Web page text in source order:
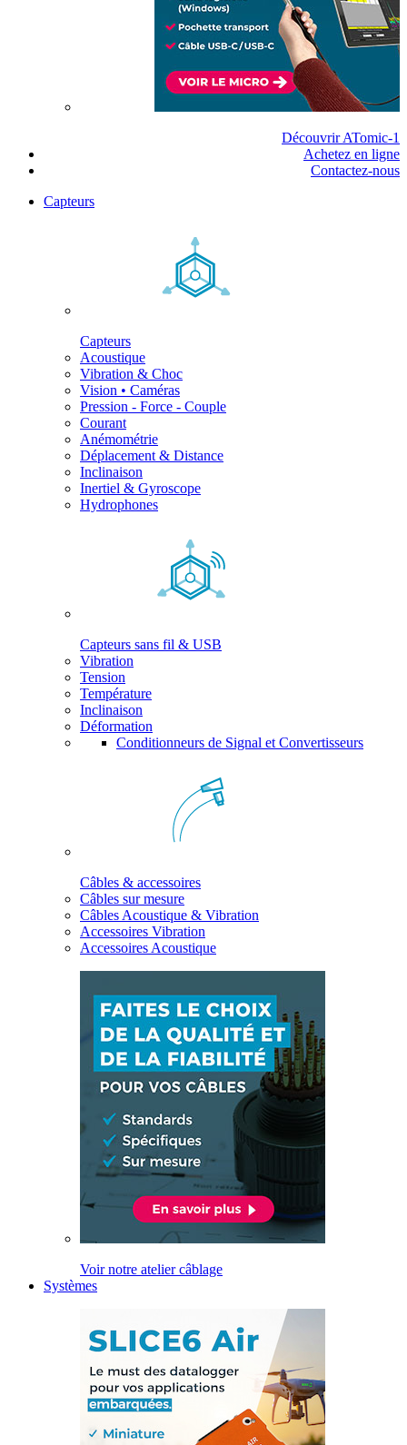
Découvrir ATomic-1
Achetez en ligne
Contactez-nous
Capteurs
Capteurs
Acoustique
Vibration & Choc
Vision • Caméras
Pression - Force - Couple
Courant
Anémométrie
Déplacement & Distance
Inclinaison
Inertiel & Gyroscope
Hydrophones
Capteurs sans fil & USB
Vibration
Tension
Température
Inclinaison
Déformation
Conditionneurs de Signal et Convertisseurs
Câbles & accessoires
Câbles sur mesure
Câbles Acoustique & Vibration
Accessoires Vibration
Accessoires Acoustique
Voir notre atelier câblage
Systèmes